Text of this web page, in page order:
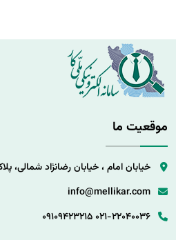
موقعیت ما
خیابان امام ، خیابان رضانژاد شمالی، پلاک 4، طبقه دوم
info@mellikar.com
021-22040036
09109423215